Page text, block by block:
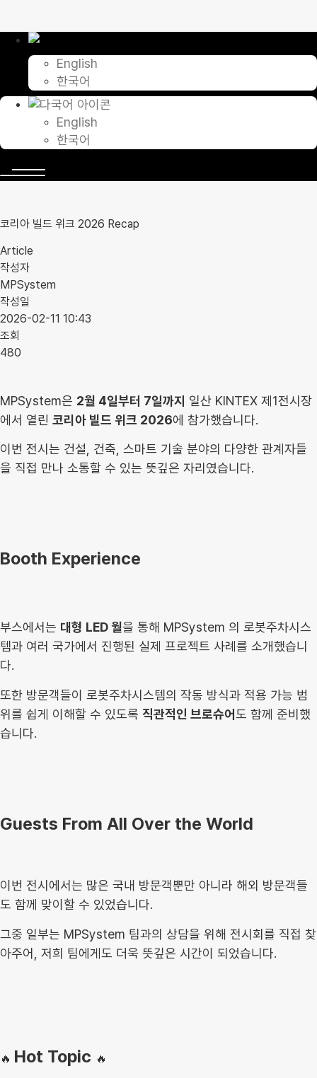
뛰
English
한국어
English
한국어
코리아 빌드 위크 2026 Recap
Article
작성자
MPSystem
작성일
2026-02-11 10:43
조회
480
MPSystem은 2월 4일부터 7일까지 일산 KINTEX 제1전시장
에서 열린 코리아 빌드 위크 2026에 참가했습니다.
이번 전시는 건설, 건축, 스마트 기술 분야의 다양한 관계자들
을 직접 만나 소통할 수 있는 뜻깊은 자리였습니다.
Booth Experience
부스에서는 대형 LED 월을 통해 MPSystem 의 로봇주차시스
템과 여러 국가에서 진행된 실제 프로젝트 사례를 소개했습니
다.
또한 방문객들이 로봇주차시스템의 작동 방식과 적용 가능 범
위를 쉽게 이해할 수 있도록 직관적인 브로슈어도 함께 준비했
습니다.
Guests From All Over the World
이번 전시에서는 많은 국내 방문객뿐만 아니라 해외 방문객들
도 함께 맞이할 수 있었습니다.
그중 일부는 MPSystem 팀과의 상담을 위해 전시회를 직접 찾
아주어, 저희 팀에게도 더욱 뜻깊은 시간이 되었습니다.
🔥 Hot Topic 🔥